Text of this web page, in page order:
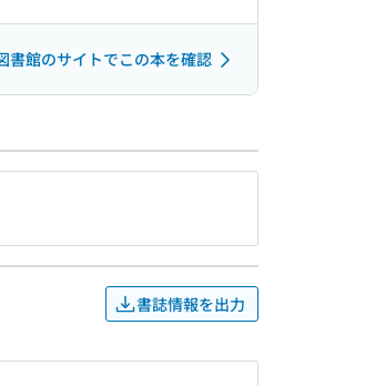
書館のサイトでこの本を確認
書誌情報を出力